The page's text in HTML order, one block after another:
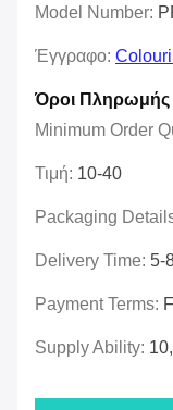
Model Number:
Έγγραφο:
Όροι Πληρωμής
Minimum Order
Τιμή: 10-40
Packaging
Delivery Time: 5-
Payment Terms:
Supply Ability: